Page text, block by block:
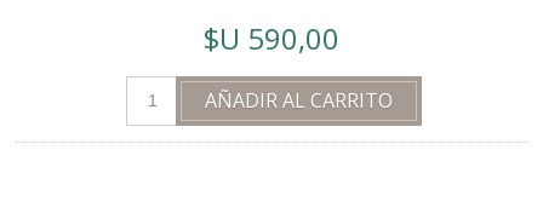
$U 590,00